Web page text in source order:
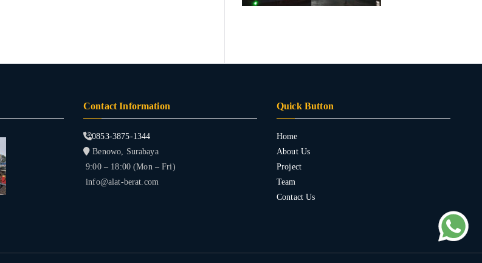
Contact Information
0853-3875-1344
Benowo, Surabaya
9:00 – 18:00 (Mon – Fri)
info@alat-berat.com
Quick Button
Home
About Us
Project
Team
Contact Us